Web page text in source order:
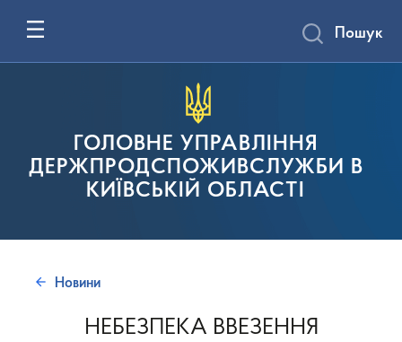
ГОЛОВНЕ УПРАВЛІННЯ
ДЕРЖПРОДСПОЖИВСЛУЖБИ В
КИЇВСЬКІЙ ОБЛАСТІ
Пошук
Новини
НЕБЕЗПЕКА ВВЕЗЕННЯ